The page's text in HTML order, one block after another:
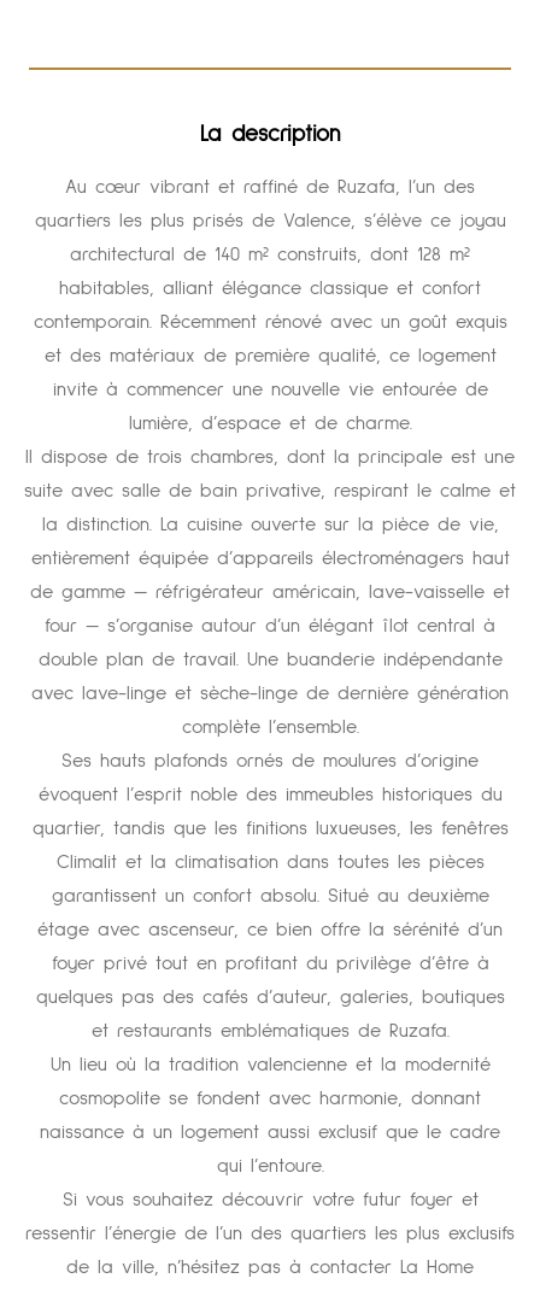
La description
Au cœur vibrant et raffiné de Ruzafa, l’un des
quartiers les plus prisés de Valence, s’élève ce joyau
architectural de 140 m² construits, dont 128 m²
habitables, alliant élégance classique et confort
contemporain. Récemment rénové avec un goût exquis
et des matériaux de première qualité, ce logement
invite à commencer une nouvelle vie entourée de
lumière, d’espace et de charme.
Il dispose de trois chambres, dont la principale est une
suite avec salle de bain privative, respirant le calme et
la distinction. La cuisine ouverte sur la pièce de vie,
entièrement équipée d’appareils électroménagers haut
de gamme — réfrigérateur américain, lave-vaisselle et
four — s’organise autour d’un élégant îlot central à
double plan de travail. Une buanderie indépendante
avec lave-linge et sèche-linge de dernière génération
complète l’ensemble.
Ses hauts plafonds ornés de moulures d’origine
évoquent l’esprit noble des immeubles historiques du
quartier, tandis que les finitions luxueuses, les fenêtres
Climalit et la climatisation dans toutes les pièces
garantissent un confort absolu. Situé au deuxième
étage avec ascenseur, ce bien offre la sérénité d’un
foyer privé tout en profitant du privilège d’être à
quelques pas des cafés d’auteur, galeries, boutiques
et restaurants emblématiques de Ruzafa.
Un lieu où la tradition valencienne et la modernité
cosmopolite se fondent avec harmonie, donnant
naissance à un logement aussi exclusif que le cadre
qui l’entoure.
Si vous souhaitez découvrir votre futur foyer et
ressentir l’énergie de l’un des quartiers les plus exclusifs
de la ville, n’hésitez pas à contacter La Home